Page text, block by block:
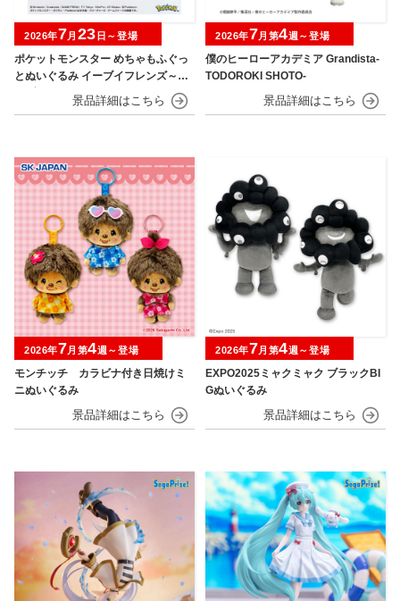
ポケットモンスター めちゃもふぐっ
とぬいぐるみ イーブイフレンズ～イ
ーブイ～おひるねver.
2026年7月 23 日～登場
僕のヒーローアカデミア Grandista-
TODOROKI SHOTO-
2026年7月第4週～登場
モンチッチ カラビナ付き日焼けミ
ニぬいぐるみ
2026年7月第4週～登場
EXPO2025ミャクミャク ブラックBI
Gぬいぐるみ
2026年7月第4週～登場